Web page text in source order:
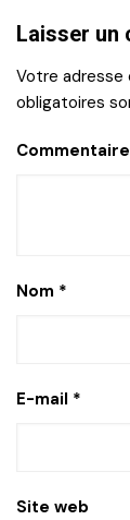
l’article
Laisser un
Votre adresse
obligatoires
Commentaire
Nom *
E-mail *
Site web